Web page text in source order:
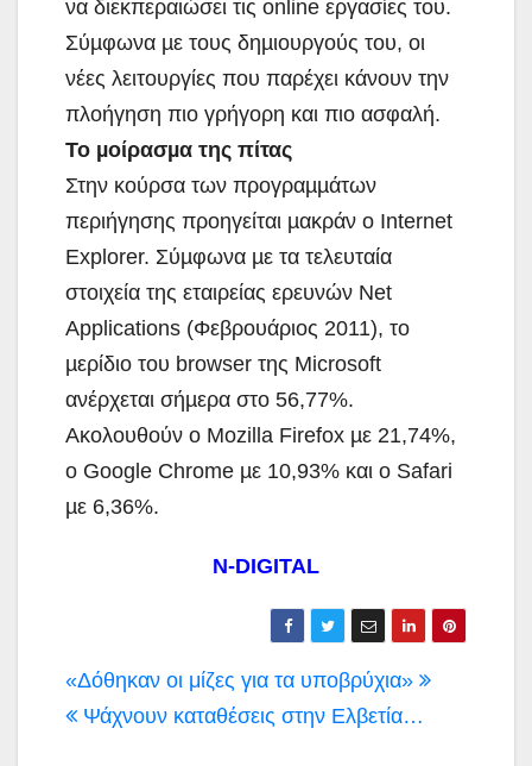
να διεκπεραιώσει τις online εργασίες του.
Σύµφωνα µε τους δηµιουργούς του, οι
νέες λειτουργίες που παρέχει κάνουν την
πλοήγηση πιο γρήγορη και πιο ασφαλή.
Το µοίρασµα της πίτας
Στην κούρσα των προγραµµάτων
περιήγησης προηγείται µακράν ο Internet
Explorer. Σύµφωνα µε τα τελευταία
στοιχεία της εταιρείας ερευνών Net
Applications (Φεβρουάριος 2011), το
µερίδιο του browser της Microsoft
ανέρχεται σήµερα στο 56,77%.
Ακολουθούν ο Mozilla Firefox µε 21,74%,
ο Google Chrome µε 10,93% και ο Safari
µε 6,36%.
N-DIGITAL
Πλοήγηση
άρθρων
«Δόθηκαν οι μίζες για τα υποβρύχια»
Ψάχνουν καταθέσεις στην Ελβετία…